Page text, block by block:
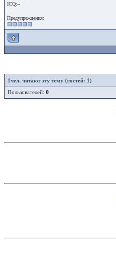
ICQ:--
Предупреждения:
1чел. читают эту тему (гостей: 1)
Пользователей: 0